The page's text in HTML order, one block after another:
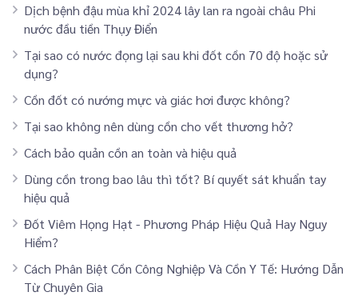
Dịch bệnh đậu mùa khỉ 2024 lây lan ra ngoài châu Phi
nước đầu tiền Thụy Điển
Tại sao có nước đọng lại sau khi đốt cồn 70 độ hoặc sử
dụng?
Cồn đốt có nướng mực và giác hơi được không?
Tại sao không nên dùng cồn cho vết thương hở?
Cách bảo quản cồn an toàn và hiệu quả
Dùng cồn trong bao lâu thì tốt? Bí quyết sát khuẩn tay
hiệu quả
Đốt Viêm Họng Hạt - Phương Pháp Hiệu Quả Hay Nguy
Hiểm?
Cách Phân Biệt Cồn Công Nghiệp Và Cồn Y Tế: Hướng Dẫn
Từ Chuyên Gia